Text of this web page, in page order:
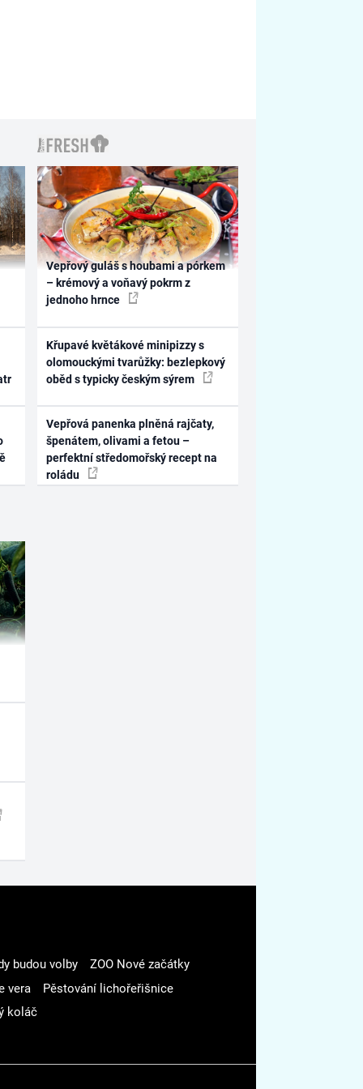
Vepřový guláš s houbami a pórkem
– krémový a voňavý pokrm z
jednoho hrnce
Křupavé květákové minipizzy s
olomouckými tvarůžky: bezlepkový
oběd s typicky českým sýrem
Vepřová panenka plněná rajčaty,
špenátem, olivami a fetou –
perfektní středomořský recept na
roládu
budou volby
ZOO Nové začátky
vera
Pěstování lichořeřišnice
koláč